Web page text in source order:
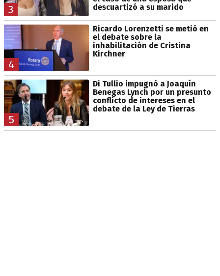
3
descuartizó a su marido
4
Ricardo Lorenzetti se metió en
el debate sobre la
inhabilitación de Cristina
Kirchner
5
Di Tullio impugnó a Joaquín
Benegas Lynch por un presunto
conflicto de intereses en el
debate de la Ley de Tierras